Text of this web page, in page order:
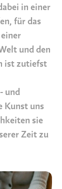
in einer
für das
und den
ist zutiefst
und
Kunst uns
sie
Zeit zu